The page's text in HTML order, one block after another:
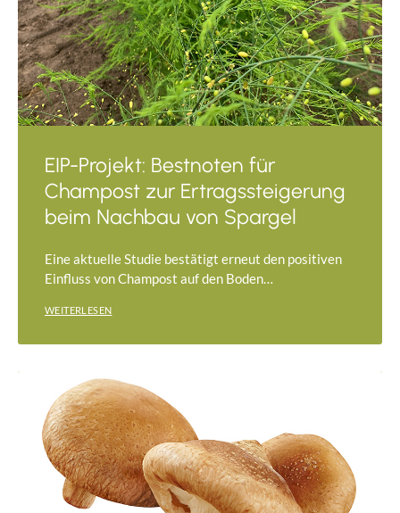
EIP-Projekt: Bestnoten für
Champost zur Ertragssteigerung
beim Nachbau von Spargel
Eine aktuelle Studie bestätigt erneut den positiven
Einfluss von Champost auf den Boden…
WEITERLESEN